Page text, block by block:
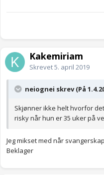
Kakemiriam
Skrevet5. april 2019
neiognei skrev (På
Skjønner ikke helt hvorfor
risky når hun er 35 uker på
Jeg mikset med når
Beklager